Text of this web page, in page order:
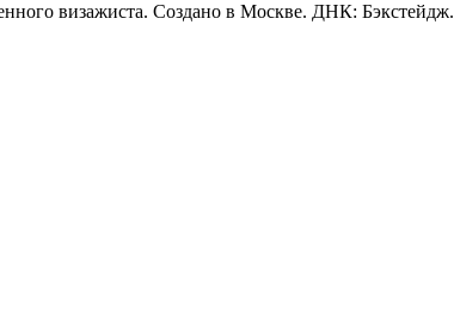
визажиста. Создано в Москве. ДНК: Бэкстейдж.